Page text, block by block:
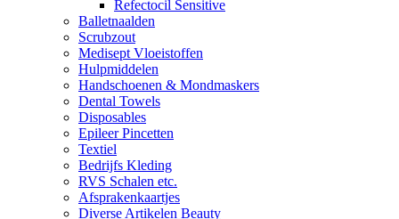
Refectocil Sensitive
Balletnaalden
Scrubzout
Medisept Vloeistoffen
Hulpmiddelen
Handschoenen & Mondmaskers
Dental Towels
Disposables
Epileer Pincetten
Textiel
Bedrijfs Kleding
RVS Schalen etc.
Afsprakenkaartjes
Diverse Artikelen Beauty